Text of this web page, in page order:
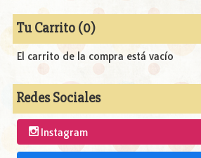
Tu Carrito (0)
El carrito de la compra está vacío
Redes Sociales
Instagram